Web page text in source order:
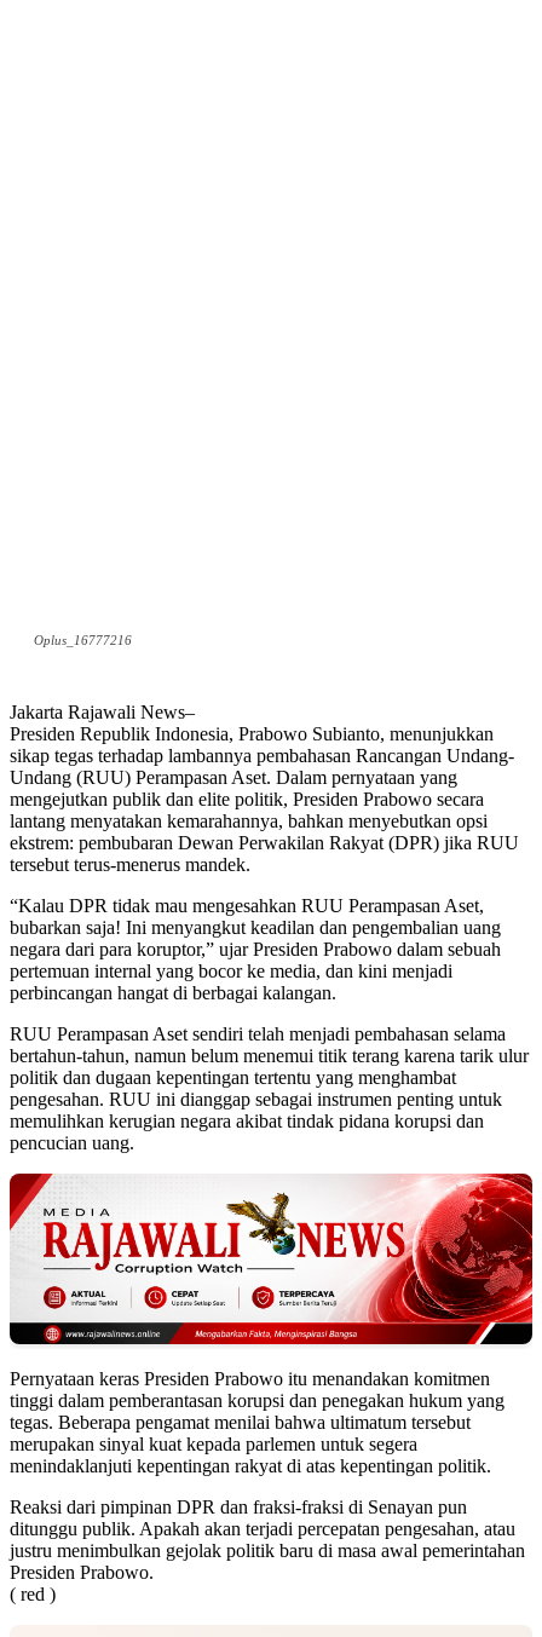
Oplus_16777216
Jakarta Rajawali News–
Presiden Republik Indonesia, Prabowo Subianto, menunjukkan
sikap tegas terhadap lambannya pembahasan Rancangan Undang-
Undang (RUU) Perampasan Aset. Dalam pernyataan yang
mengejutkan publik dan elite politik, Presiden Prabowo secara
lantang menyatakan kemarahannya, bahkan menyebutkan opsi
ekstrem: pembubaran Dewan Perwakilan Rakyat (DPR) jika RUU
tersebut terus-menerus mandek.
“Kalau DPR tidak mau mengesahkan RUU Perampasan Aset,
bubarkan saja! Ini menyangkut keadilan dan pengembalian uang
negara dari para koruptor,” ujar Presiden Prabowo dalam sebuah
pertemuan internal yang bocor ke media, dan kini menjadi
perbincangan hangat di berbagai kalangan.
RUU Perampasan Aset sendiri telah menjadi pembahasan selama
bertahun-tahun, namun belum menemui titik terang karena tarik ulur
politik dan dugaan kepentingan tertentu yang menghambat
pengesahan. RUU ini dianggap sebagai instrumen penting untuk
memulihkan kerugian negara akibat tindak pidana korupsi dan
pencucian uang.
Pernyataan keras Presiden Prabowo itu menandakan komitmen
tinggi dalam pemberantasan korupsi dan penegakan hukum yang
tegas. Beberapa pengamat menilai bahwa ultimatum tersebut
merupakan sinyal kuat kepada parlemen untuk segera
menindaklanjuti kepentingan rakyat di atas kepentingan politik.
Reaksi dari pimpinan DPR dan fraksi-fraksi di Senayan pun
ditunggu publik. Apakah akan terjadi percepatan pengesahan, atau
justru menimbulkan gejolak politik baru di masa awal pemerintahan
Presiden Prabowo.
( red )